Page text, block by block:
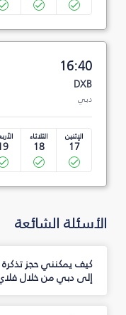
16:40
DXB
دبي
الإثنين
17
الثلاثاء
18
الأسئلة الشائعة
كيف يمكنني حجز تذكرة
إلى دبي من خلال